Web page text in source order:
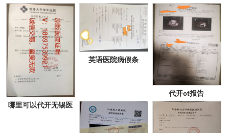
哪里可以代开无锡医
英语医院病假条
代开ct报告